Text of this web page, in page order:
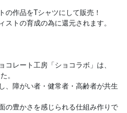
の作品をTシャツにして販売！
ストの育成の為に還元されます。
コレート工房「ショコラボ」は、
。
、障がい者・健常者・高齢者が共生
の豊かさを感じられる仕組み作りで